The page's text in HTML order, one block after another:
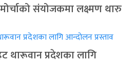
मोर्चाको संयोजकमा लक्ष्मण थारु
थारूवान प्रदेशका लागि